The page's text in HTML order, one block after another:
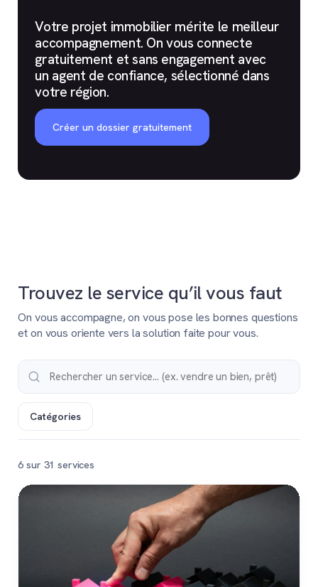
Votre projet immobilier mérite le meilleur
accompagnement. On vous connecte
gratuitement et sans engagement avec
un agent de confiance, sélectionné dans
votre région.
Créer un dossier gratuitement
Trouvez le service qu’il vous faut
On vous accompagne, on vous pose les bonnes questions
et on vous oriente vers la solution faite pour vous.
Catégories
6 sur 31 services